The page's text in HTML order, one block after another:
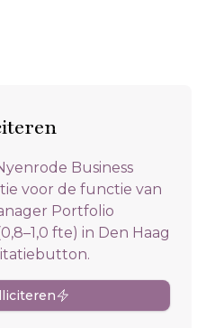
Business
voor de functie van
Portfolio
fte) in Den Haag